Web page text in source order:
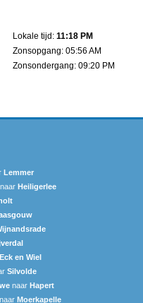
Lokale tijd: 11:18 PM
Zonsopgang: 05:56 AM
Zonsondergang: 09:20 PM
Lemmer
naar Heiligerlee
Eck en Wiel
Silvolde
naar Hapert
naar Moerkapelle